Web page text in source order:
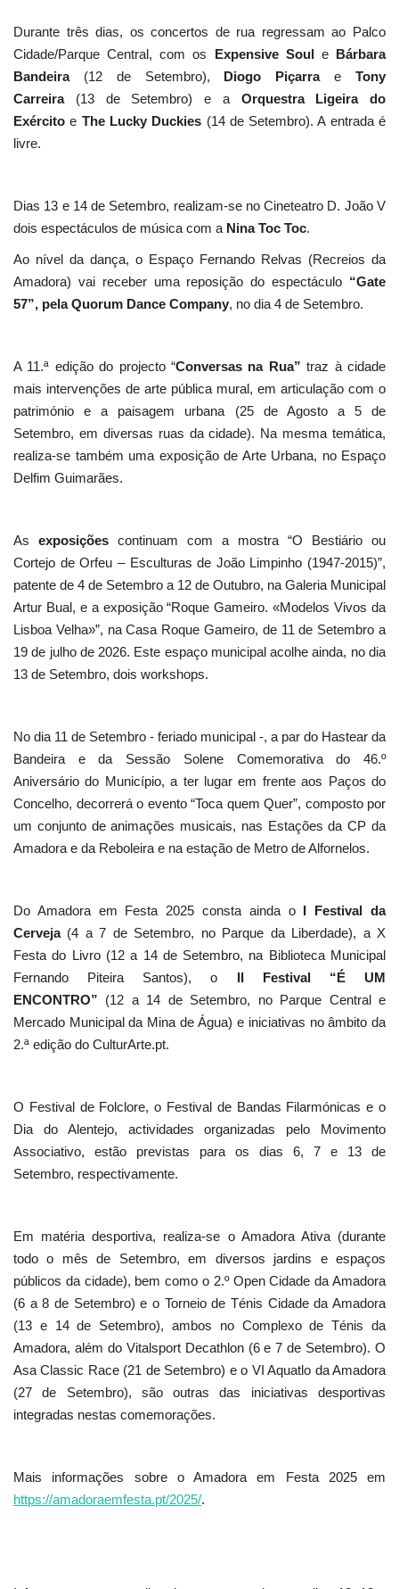
Durante três dias, os concertos de rua regressam ao Palco
Cidade/Parque Central, com os Expensive Soule Bárbara
Bandeira(12 de Setembro), Diogo PiçarraeTony
Carreira(13 de Setembro) e a Orquestra Ligeira do
Exército e The Lucky Duckies (14 de Setembro). A entrada é
livre.
Dias 13 e 14 de Setembro, realizam-se no Cineteatro D. João V
dois espectáculos de música com a Nina Toc Toc.
Ao nível da dança, o Espaço Fernando Relvas (Recreios da
Amadora) vai receber uma reposição do espectáculo “Gate
57”, pela Quorum Dance Company, no dia 4 de Setembro.
A 11.ª edição do projecto “Conversas na Rua”traz à cidade
mais intervenções de arte pública mural, em articulação com o
património e a paisagem urbana (25 de Agosto a 5 de
Setembro, em diversas ruas da cidade). Na mesma temática,
realiza-se também uma exposição de Arte Urbana, no Espaço
Delfim Guimarães.
As exposições continuam com a mostra “O Bestiário ou
Cortejo de Orfeu – Esculturas de João Limpinho (1947-2015)”,
patente de 4 de Setembro a 12 de Outubro, na Galeria Municipal
Artur Bual, e a exposição “Roque Gameiro. «Modelos Vivos da
Lisboa Velha»”, na Casa Roque Gameiro, de 11 de Setembro a
19 de julho de 2026. Este espaço municipal acolhe ainda, no dia
13 de Setembro, dois workshops.
No dia 11 de Setembro - feriado municipal -, a par do Hastear da
Bandeira e da Sessão Solene Comemorativa do 46.º
Aniversário do Município, a ter lugar em frente aos Paços do
Concelho, decorrerá o evento “Toca quem Quer”, composto por
um conjunto de animações musicais, nas Estações da CP da
Amadora e da Reboleira e na estação de Metro de Alfornelos.
Do Amadora em Festa 2025 consta ainda o I Festival da
Cerveja(4 a 7 de Setembro, no Parque da Liberdade), a X
Festa do Livro (12 a 14 de Setembro, na Biblioteca Municipal
Fernando Piteira Santos), o II Festival “É UM
ENCONTRO” (12 a 14 de Setembro, no Parque Central e
Mercado Municipal da Mina de Água) e iniciativas no âmbito da
2.ª edição do CulturArte.pt.
O Festival de Folclore, o Festival de Bandas Filarmónicas e o
Dia do Alentejo, actividades organizadas pelo Movimento
Associativo, estão previstas para os dias 6, 7 e 13 de
Setembro, respectivamente.
Em matéria desportiva, realiza-se o Amadora Ativa (durante
todo o mês de Setembro, em diversos jardins e espaços
públicos da cidade), bem como o 2.º Open Cidade da Amadora
(6 a 8 de Setembro) e o Torneio de Ténis Cidade da Amadora
(13 e 14 de Setembro), ambos no Complexo de Ténis da
Amadora, além do Vitalsport Decathlon (6 e 7 de Setembro). O
Asa Classic Race (21 de Setembro) e o VI Aquatlo da Amadora
(27 de Setembro), são outras das iniciativas desportivas
integradas nestas comemorações.
Mais informações sobre o Amadora em Festa 2025 em
https://amadoraemfesta.pt/2025/.